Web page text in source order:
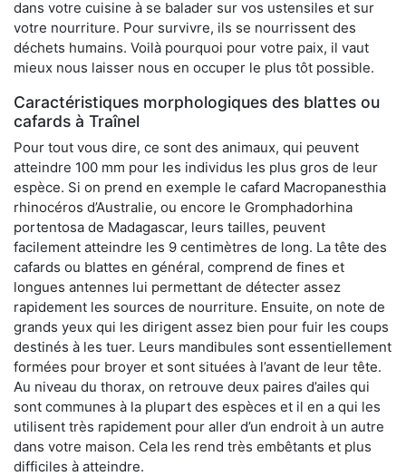
dans votre cuisine à se balader sur vos ustensiles et sur
votre nourriture. Pour survivre, ils se nourrissent des
déchets humains. Voilà pourquoi pour votre paix, il vaut
mieux nous laisser nous en occuper le plus tôt possible.
Caractéristiques morphologiques des blattes ou
cafards à Traînel
Pour tout vous dire, ce sont des animaux, qui peuvent
atteindre 100 mm pour les individus les plus gros de leur
espèce. Si on prend en exemple le cafard Macropanesthia
rhinocéros d’Australie, ou encore le Gromphadorhina
portentosa de Madagascar, leurs tailles, peuvent
facilement atteindre les 9 centimètres de long. La tête des
cafards ou blattes en général, comprend de fines et
longues antennes lui permettant de détecter assez
rapidement les sources de nourriture. Ensuite, on note de
grands yeux qui les dirigent assez bien pour fuir les coups
destinés à les tuer. Leurs mandibules sont essentiellement
formées pour broyer et sont situées à l’avant de leur tête.
Au niveau du thorax, on retrouve deux paires d’ailes qui
sont communes à la plupart des espèces et il en a qui les
utilisent très rapidement pour aller d’un endroit à un autre
dans votre maison. Cela les rend très embêtants et plus
difficiles à atteindre.